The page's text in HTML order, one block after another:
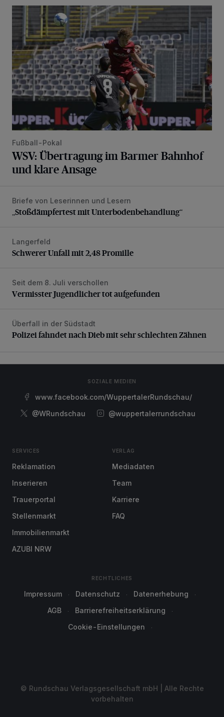
WSV: Übertragung im Barmer Bahnhof und klare Ansage
Fußball-Pokal
WSV: Übertragung im Barmer Bahnhof
und klare Ansage
„Stoßdämpfertest mit Unterbodenbehandlung“
Briefe von Leserinnen und Lesern
„Stoßdämpfertest mit Unterbodenbehandlung“
Schwerer Unfall mit 2,48 Promille
Langerfeld
Schwerer Unfall mit 2,48 Promille
Vermisster Jugendlicher tot aufgefunden
Seit dem 8. Juli verschollen
Vermisster Jugendlicher tot aufgefunden
Polizei fahndet nach Dieb mit sehr schlechten Zähnen
Überfall in der Südstadt
Polizei fahndet nach Dieb mit sehr schlechten Zähnen
SOZIALE MEDIEN
www.facebook.com/WuppertalerRundschau/
@WRundschau
@wuppertalerrundschau
SERVICES
Reklamation
Inserieren
Trauerportal
Stellenmarkt
Immobilienmarkt
AZUBI NRW
VERLAG
Mediadaten
Team
Karriere
FAQ
RECHTLICHES
Impressum Datenschutz
Datenerhebung
AGB
Barrierefreiheitserklärung
Cookie-Einstellungen
© Rundschau Verlagsgesellschaft mbH | Alle Rechte
vorbehalten